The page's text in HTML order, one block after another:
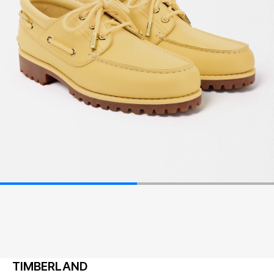
TIMBERLAND